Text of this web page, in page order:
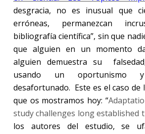
desgracia, no es inusual que
erróneas, permanezcan
bibliografía científica”, sin que
que alguien en un momento
alguien demuestra su
usando un oportunismo
desafortunado. Este es el caso de
que os mostramos hoy: “
study challenges long established
los autores del estudio, se